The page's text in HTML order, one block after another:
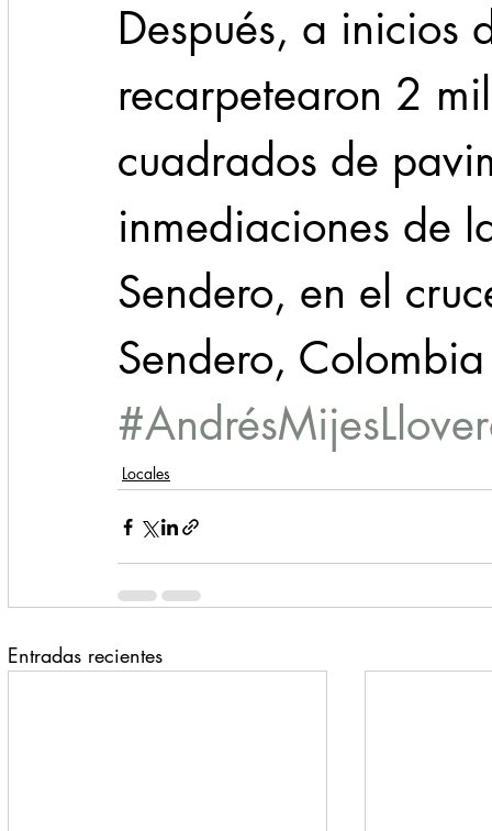
Después, a inicios
recarpetearon 2
cuadrados de
inmediaciones de
Sendero, en el
Sendero,
Locales
Entradas recientes